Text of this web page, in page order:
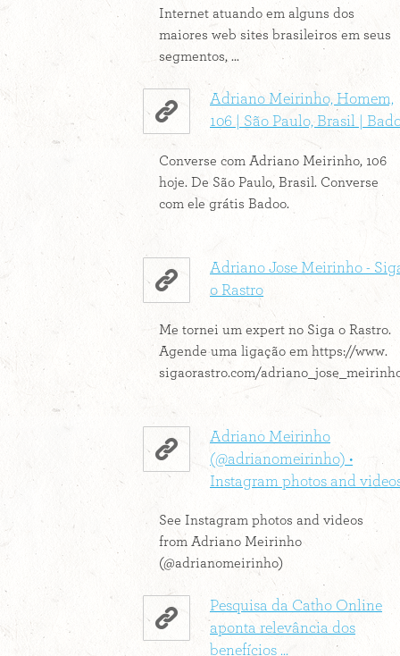
Internet atuando em alguns dos
maiores web sites brasileiros em seus
segmentos, ...
Adriano Meirinho, Homem,
106 | São Paulo, Brasil |
Converse com Adriano Meirinho, 106
hoje. De São Paulo, Brasil. Converse
com ele grátis Badoo.
Adriano Jose Meirinho -
o Rastro
Me tornei um expert no Siga o Rastro.
Agende uma ligação em https://www.
sigaorastro.com/
Adriano Meirinho
(@adrianomeirinho) •
Instagram photos and
See Instagram photos and videos
from Adriano Meirinho
(@adrianomeirinho)
Pesquisa da Catho Online
aponta relevância dos
benefícios ...